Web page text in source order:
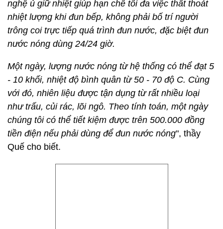
Một ngày, lượng nước nóng từ hệ thống có thể đạt 5
- 10 khối, nhiệt độ bình quân từ 50 - 70 độ C. Cùng
với đó, nhiên liệu được tận dụng từ rất nhiều loại
chúng tôi có thể tiết kiệm được trên 500.000 đồng
tiền điện nếu phải dùng để đun nước nóng ", thầy
Quế cho biết.